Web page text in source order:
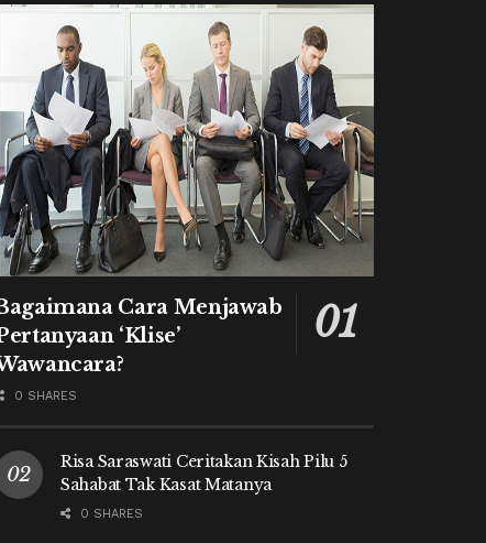
Cara Menjawab
‘Klise’
0 SHARES
Risa Saraswati Ceritakan Kisah Pilu 5
Sahabat Tak Kasat Matanya
0 SHARES